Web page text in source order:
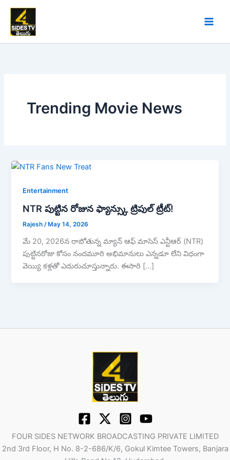
Skip
content
Trending Movie News
Entertainment
NTR పుట్టిన రోజున ఫ్యాన్స్కు ట్రిపుల్ ట్రీట్!
Rajesh /May 14, 2026
మే 20, 2026న రాబోతున్న మ్యాన్ ఆఫ్ మాసెస్ ఎన్టీఆర్ (NTR)
పుట్టినరోజు కోసం నందమూరి అభిమానులు ఎన్నడూ లేని విధంగా
వెయ్యి కళ్లతో ఎదురుచూస్తున్నారు. ఈసారి […]
FOUR SIDES NETWORK BROADCASTING PRIVATE LIMITED
2nd 3rd Floor, H No. 8-2-686/K/6, Gokul Kimtee Towers, Banjara